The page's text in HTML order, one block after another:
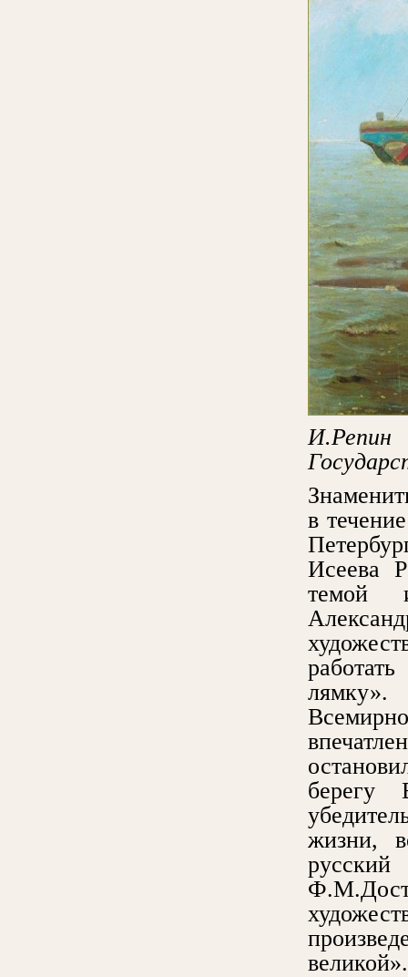
в
Исеева
темой
лямку».
берегу
жизни,
великой».